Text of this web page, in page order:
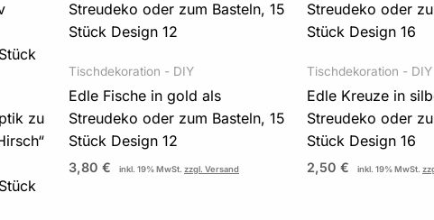
zu
Tischdekoration - DIY
Edle Fische in gold als
Streudeko oder zum Basteln, 15
Stück Design 12
3,80 € inkl. 19% MwSt. zzgl. Versand
Tischdekoration - DIY
Edle Kreuze in
Streudeko oder
Stück Design 16
2,50 € inkl. 19% MwSt.